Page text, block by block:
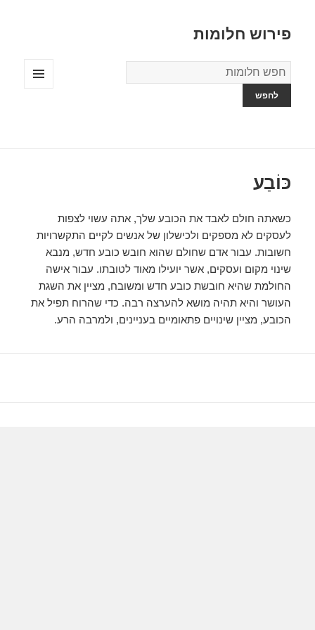
פירוש חלומות
מילון
החלומות
כּוֹבַע
כשאתה חולם לאבד את הכובע שלך, אתה עשוי לצפות
לעסקים לא מספקים ולכישלון של אנשים לקיים התקשרויות
חשובות. עבור אדם שחולם שהוא חובש כובע חדש, מנבא
שינוי מקום ועסקים, אשר יועילו מאוד לטובתו. עבור אישה
החולמת שהיא חובשת כובע חדש ומשובח, מציין את השגת
העושר והיא תהיה מושא להערצה רבה. כדי שהרוח תפיל את
הכובע, מציין שינויים פתאומיים בעניינים, ולמרבה הרע.